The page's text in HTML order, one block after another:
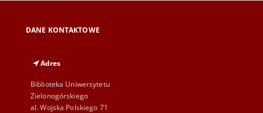
DANE KONTAKTOWE
Adres
Biblioteka Uniwersytetu
Zielonogórskiego
al. Wojska Polskiego 71